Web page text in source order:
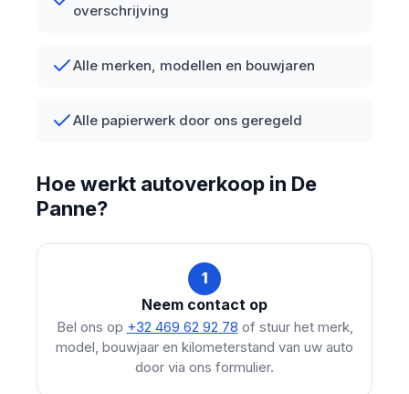
overschrijving
Alle merken, modellen en bouwjaren
Alle papierwerk door ons geregeld
Hoe werkt autoverkoop in De
Panne?
1
Neem contact op
Bel ons op +32 469 62 92 78 of stuur het merk,
model, bouwjaar en kilometerstand van uw auto
door via ons formulier.